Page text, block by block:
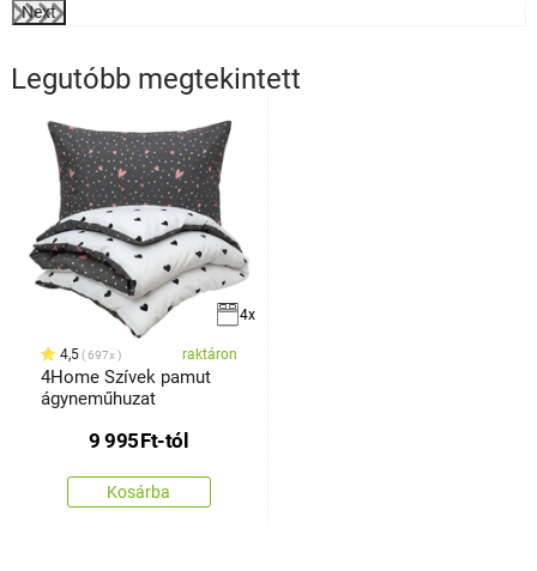
Next
Legutóbb megtekintett
4x
4,5 697x raktáron
4Home Szívek pamut
ágyneműhuzat
9 995Ft-tól
Kosárba